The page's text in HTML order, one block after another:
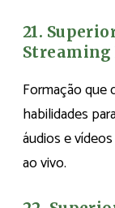
21.
Formação que
habilidades
áudios e
ao vivo.